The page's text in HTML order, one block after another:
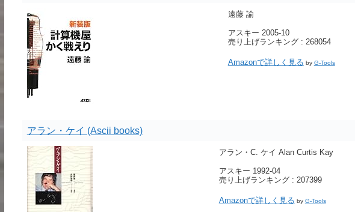
遠藤 諭
アスキー 2005-10
売り上げランキング : 268054
Amazonで詳しく見る by G-Tools
アラン・ケイ (Ascii books)
アラン・C. ケイ Alan Curtis Kay
アスキー 1992-04
売り上げランキング : 207399
Amazonで詳しく見る by G-Tools